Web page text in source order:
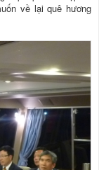
về lại quê hương